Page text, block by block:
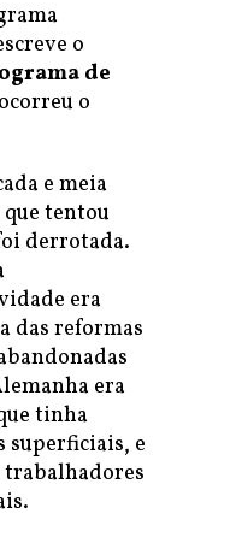
o
de
o
e meia
que tentou
derrotada.
era
das reformas
era
tinha
superficiais, e